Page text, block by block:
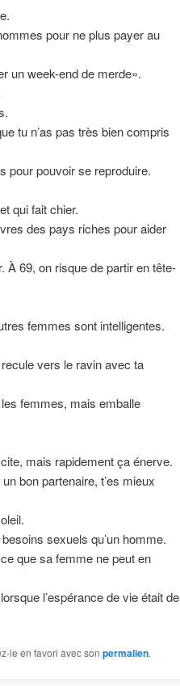
pour ne plus payer au
un week-end de merde».
tu n’as pas très bien compris
pour pouvoir se reproduire.
qui fait chier.
des pays riches pour aider
À 69, on risque de partir en tête-
femmes sont intelligentes.
vers le ravin avec ta
femmes, mais emballe
mais rapidement ça énerve.
bon partenaire, t’es mieux
sexuels qu’un homme.
que sa femme ne peut en
l’espérance de vie était de
le en favori avec son permalien.